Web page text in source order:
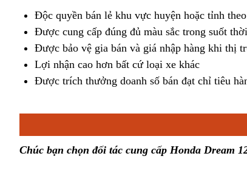
Độc quyền bán lẻ khu vực huyện hoặc tỉnh
Được cung cấp đúng đủ màu sắc trong suốt
Được bảo vệ gia bán và giá nhập hàng khi thị
Lợi nhận cao hơn bất cứ loại xe khác
Được trích thưởng doanh số bán đạt chỉ tiêu
Chúc bạn chọn đối tác cung cấp Honda Dream